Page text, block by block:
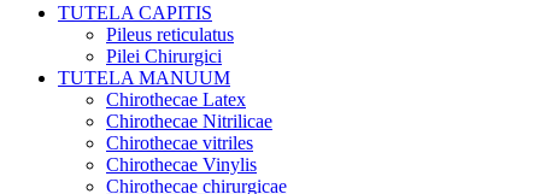
TUTELA CAPITIS
Pileus reticulatus
Pilei Chirurgici
TUTELA MANUUM
Chirothecae Latex
Chirothecae Nitrilicae
Chirothecae vitriles
Chirothecae Vinylis
Chirothecae chirurgicae